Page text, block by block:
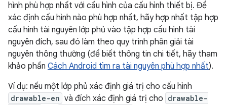
hình phù hợp nhất với cấu hình của cấu hình thiết bị. Để
xác định cấu hình nào phù hợp nhất, hãy hợp nhất tập hợp
cấu hình tài nguyên lớp phủ vào tập hợp cấu hình tài
nguyên đích, sau đó làm theo quy trình phân giải tài
nguyên thông thường (để biết thông tin chi tiết, hãy tham
khảo phần Cách Android tìm ra tài nguyên phù hợp nhất).
Ví dụ: nếu một lớp phủ xác định giá trị cho cấu hình
drawable-en và đích xác định giá trị cho drawable-